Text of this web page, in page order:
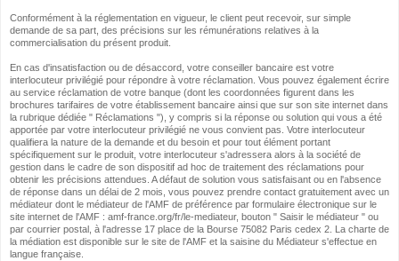
Conformément à la réglementation en vigueur, le client peut recevoir, sur simple
demande de sa part, des précisions sur les rémunérations relatives à la
commercialisation du présent produit.
En cas d'insatisfaction ou de désaccord, votre conseiller bancaire est votre
interlocuteur privilégié pour répondre à votre réclamation. Vous pouvez également écrire
au service réclamation de votre banque (dont les coordonnées figurent dans les
brochures tarifaires de votre établissement bancaire ainsi que sur son site internet dans
la rubrique dédiée " Réclamations "), y compris si la réponse ou solution qui vous a été
apportée par votre interlocuteur privilégié ne vous convient pas. Votre interlocuteur
qualifiera la nature de la demande et du besoin et pour tout élément portant
spécifiquement sur le produit, votre interlocuteur s'adressera alors à la société de
gestion dans le cadre de son dispositif ad hoc de traitement des réclamations pour
obtenir les précisions attendues. A défaut de solution vous satisfaisant ou en l'absence
de réponse dans un délai de 2 mois, vous pouvez prendre contact gratuitement avec un
médiateur dont le médiateur de l'AMF de préférence par formulaire électronique sur le
site internet de l'AMF : amf-france.org/fr/le-mediateur, bouton " Saisir le médiateur " ou
par courrier postal, à l'adresse 17 place de la Bourse 75082 Paris cedex 2. La charte de
la médiation est disponible sur le site de l'AMF et la saisine du Médiateur s'effectue en
langue française.